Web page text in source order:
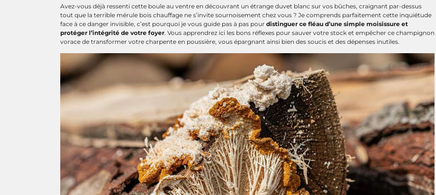
Avez-vous déjà ressenti cette boule au ventre en découvrant un étrange duvet blanc sur vos bûches, craignant par-dessus
tout que la terrible mérule bois chauffage ne s’invite sournoisement chez vous ? Je comprends parfaitement cette inquiétude
face à ce danger invisible, c’est pourquoi je vous guide pas à pas pour distinguer ce fléau d’une simple moisissure et
protéger l’intégrité de votre foyer. Vous apprendrez ici les bons réflexes pour sauver votre stock et empêcher ce champignon
vorace de transformer votre charpente en poussière, vous épargnant ainsi bien des soucis et des dépenses inutiles.